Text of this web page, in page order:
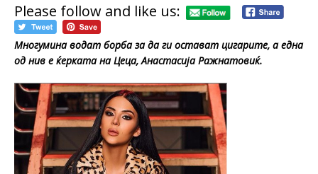
Please follow and like us:
Многумина водат борба за да ги остават цигарите, а една
од нив е ќерката на Цеца, Анастасија Ражнатовиќ.